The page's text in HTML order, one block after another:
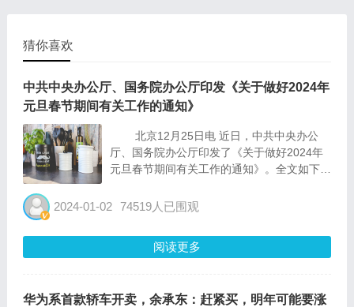
猜你喜欢
中共中央办公厅、国务院办公厅印发《关于做好2024年
元旦春节期间有关工作的通知》
北京12月25日电 近日，中共中央办公
厅、国务院办公厅印发了《关于做好2024年
元旦春节期间有关工作的通知》。全文如下：
各地区各部门要坚持以习近平新时代中国特色
2024-01-02 74519人已围观
阅读更多
华为系首款轿车开卖，余承东：赶紧买，明年可能要涨